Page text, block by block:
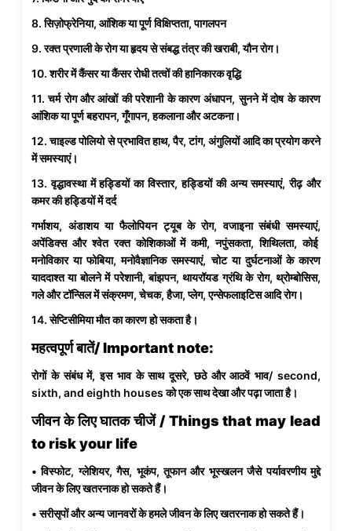
8. सिज़ोफ्रेनिया, आंशिक या पूर्ण विक्षिप्तता, पागलपन
9. रक्त प्रणाली के रोग या हृदय से संबद्ध तंत्र की खराबी, यौन रोग।
10. शरीर में कैंसर या कैंसर रोधी तत्वों की हानिकारक वृद्धि
11. चर्म रोग और आंखों की परेशानी के कारण अंधापन, सुनने में दोष के कारण
आंशिक या पूर्ण बहरापन, गूँगापन, हकलाना और अटकना।
12. चाइल्ड पोलियो से प्रभावित हाथ, पैर, टांग, अंगुलियों आदि का प्रयोग करने
में समस्याएं।
13. वृद्धावस्था में हड्डियों का विस्तार, हड्डियों की अन्य समस्याएं, रीढ़ और
कमर की हड्डियों में दर्द
गर्भाशय, अंडाशय या फैलोपियन ट्यूब के रोग, वजाइना संबंधी समस्याएं,
अपेंडिक्स और श्वेत रक्त कोशिकाओं में कमी, नपुंसकता, शिथिलता, कोई
मनोविकार या फोबिया, मनोवैज्ञानिक समस्याएं, चोट या दुर्घटनाओं के कारण
याददाश्त या बोलने में परेशानी, बांझपन, थायरॉयड ग्रंथि के रोग, थ्रोम्बोसिस,
गले और टॉन्सिल में संक्रमण, चेचक, हैजा, प्लेग, एन्सेफलाइटिस आदि रोग।
14. सेप्टिसीमिया मौत का कारण हो सकता है।
महत्वपूर्ण बातें/Important note:
रोगों के संबंध में, इस भाव के साथ दूसरे, छठे और आठवें भाव/ second,
sixth, and eighth houses को एक साथ देखा और पढ़ा जाता है।
जीवन के लिए घातक चीजें / Things that may lead
to risk your life
• विस्फोट, ग्लेशियर, गैस, भूकंप, तूफान और भूस्खलन जैसे पर्यावरणीय मुद्दे
जीवन के लिए खतरनाक हो सकते हैं।
• सरीसृपों और अन्य जानवरों के हमले जीवन के लिए खतरनाक हो सकते हैं।